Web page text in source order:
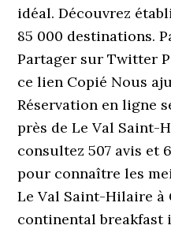
idéal. Découvrez
85 000 destinations.
Partager sur Twitter
ce lien Copié Nous
Réservation en ligne
près de Le Val Saint-
consultez 507 avis et
pour connaître les
Le Val Saint-Hilaire à
continental breakfast